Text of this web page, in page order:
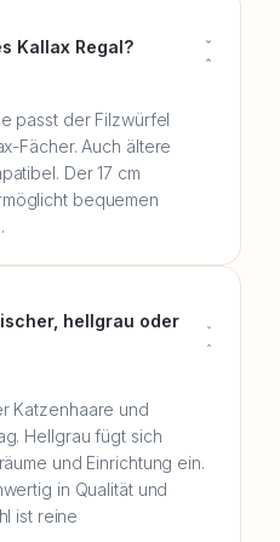
Kallax Regal?
passt der Filzwürfel
Fächer. Auch ältere
Der 17 cm
bequemen
hellgrau oder
Katzenhaare und
Hellgrau fügt sich
und Einrichtung ein.
in Qualität und
ist reine